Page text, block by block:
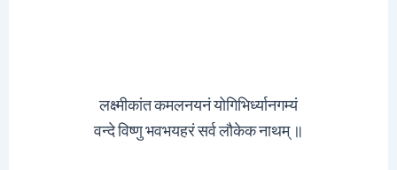
लक्ष्मीकांत कमलनयनं योगिभिर्ध्यानगम्यं
वन्दे विष्णु भवभयहरं सर्व लौकेक नाथम् ॥